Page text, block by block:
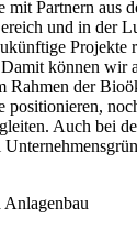
mit Partnern aus
und in der
Projekte
können wir
Rahmen der
positionieren,
Auch bei